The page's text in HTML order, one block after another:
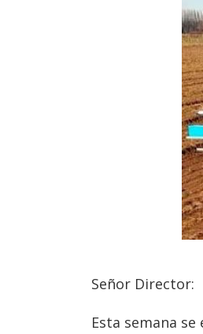
Señor Director:
Esta semana